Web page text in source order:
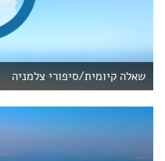
שאלה קיומית/סיפורי צלמניה